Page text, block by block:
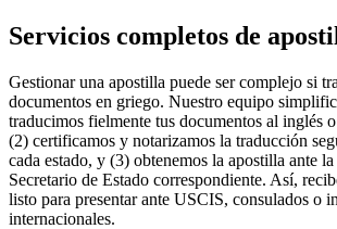
Servicios completos de
Gestionar una apostilla puede ser complejo si
documentos en griego. Nuestro equipo
traducimos fielmente tus documentos al inglés
(2) certificamos y notarizamos la traducción
cada estado, y (3) obtenemos la apostilla ante
Secretario de Estado correspondiente. Así,
listo para presentar ante USCIS, consulados o
internacionales.